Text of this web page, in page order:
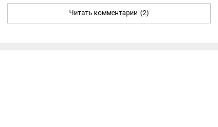
Читать комментарии (2)